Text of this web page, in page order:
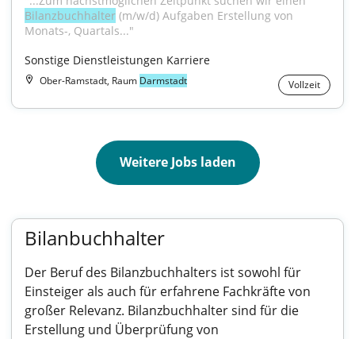
Bilanzbuchhalter (m/w/d) Aufgaben Erstellung von
Monats-, Quartals..."
Sonstige Dienstleistungen Karriere
Ober-Ramstadt, Raum Darmstadt Vollzeit
Weitere Jobs laden
Bilanbuchhalter
Der Beruf des Bilanzbuchhalters ist sowohl für
Einsteiger als auch für erfahrene Fachkräfte von
großer Relevanz. Bilanzbuchhalter sind für die
Erstellung und Überprüfung von